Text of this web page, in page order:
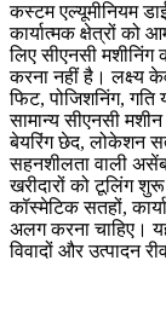
कस्टम एल्यूमीनियम
कार्यात्मक क्षेत्रों को
लिए सीएनसी मशीनिंग
करना नहीं है। लक्ष्य
फिट, पोजिशनिंग, गति
सामान्य सीएनसी
बेयरिंग छेद, लोकेशन
सहनशीलता वाली
खरीदारों को टूलिंग
कॉस्मेटिक सतहों,
अलग करना चाहिए।
विवादों और उत्पादन